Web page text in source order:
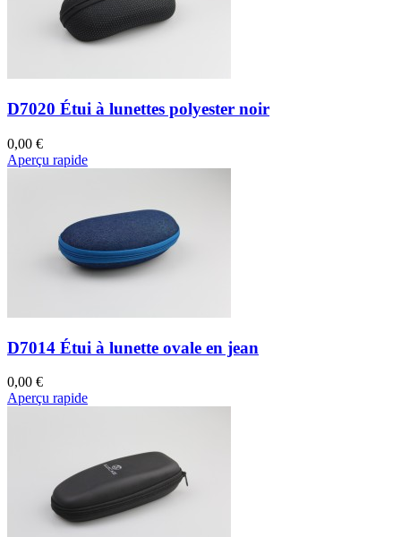
D7020 Étui à lunettes polyester noir
0,00 €
Aperçu rapide
D7014 Étui à lunette ovale en jean
0,00 €
Aperçu rapide